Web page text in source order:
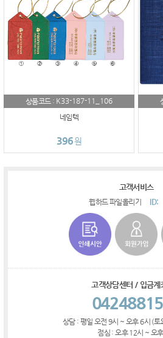
상품코드 : K33-187-11_106
네임텍
396원
고객서비스
웹하드 파일올리기 ID:
고객상담센터 / 입금계
상담 : 평일 오전 9시 ~ 오후 6시 (토
점심 : 오후 12시 ~ 오후